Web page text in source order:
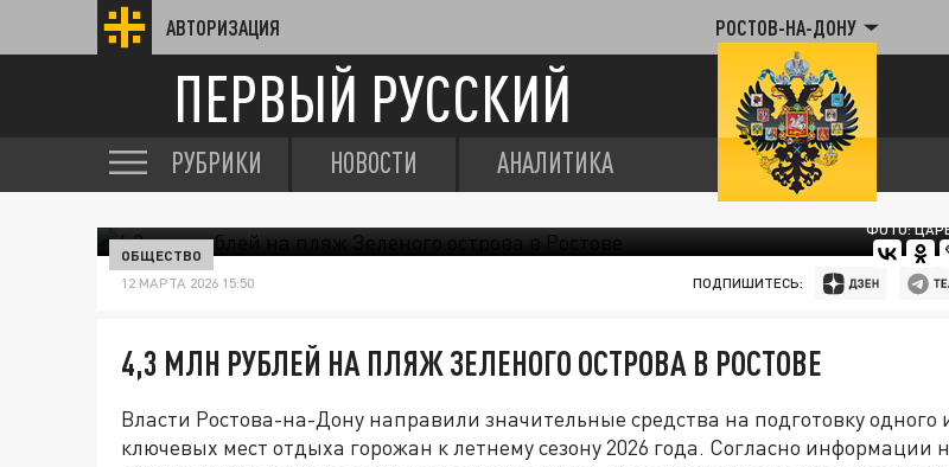
АВТОРИЗАЦИЯ РОСТОВ-НА-ДОНУ
ПЕРВЫЙ РУССКИЙ
РУБРИКИ НОВОСТИ АНАЛИТИКА
ФОТО:
ОБЩЕСТВО
12 МАРТА 2026 15:50 ПОДПИШИТЕСЬ:
4,3 МЛН РУБЛЕЙ НА ПЛЯЖ ЗЕЛЕНОГО ОСТРОВА В РОСТОВЕ
Власти Ростова-на-Дону направили значительные средства на подготовку одного
ключевых мест отдыха горожан к летнему сезону 2026 года. Согласно информации